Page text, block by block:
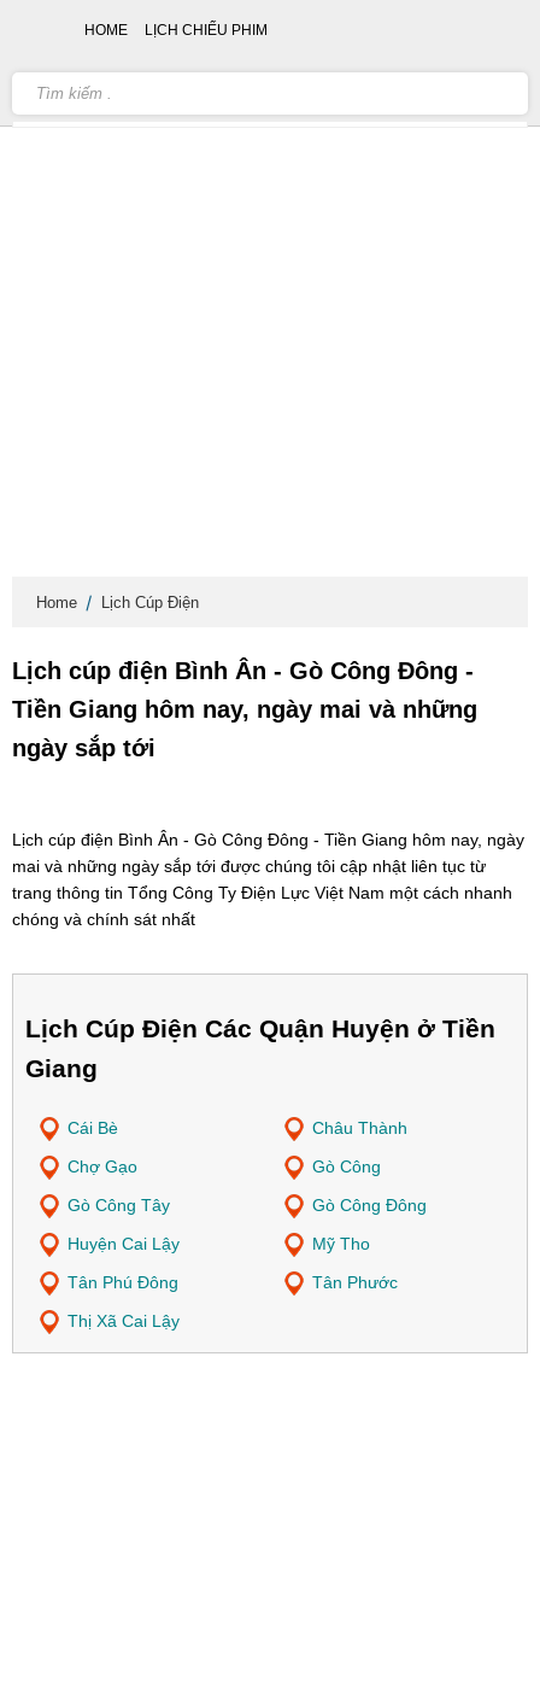
Home Lịch Cúp Điện
Lịch cúp điện Bình Ân - Gò Công Đông -
Tiền Giang hôm nay, ngày mai và những
ngày sắp tới
Lịch cúp điện Bình Ân - Gò Công Đông - Tiền Giang hôm nay, ngày
mai và những ngày sắp tới được chúng tôi cập nhật liên tục từ
trang thông tin Tổng Công Ty Điện Lực Việt Nam một cách nhanh
chóng và chính sát nhất
Lịch Cúp Điện Các Quận Huyện ở Tiền
Giang
Cái Bè
Châu Thành
Chợ Gạo
Gò Công
Gò Công Tây
Gò Công Đông
Huyện Cai Lậy
Mỹ Tho
Tân Phú Đông
Tân Phước
Thị Xã Cai Lậy
HOME LỊCH CHIẾU PHIM